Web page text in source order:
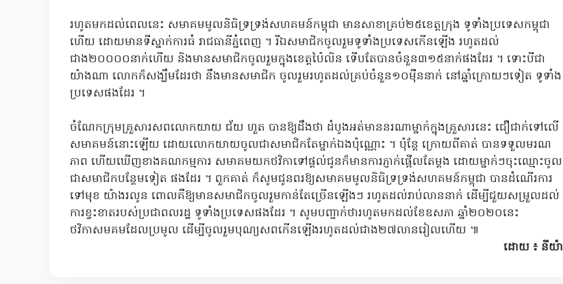
រហូតមកដល់ពេលនេះ សមាគមមូលនិធិទ្រទ្រង់សហគមន៍កម្ពុជា មានសាខាគ្រប់២៥ខេត្តក្រុង ទូទាំងប្រទេសកម្ពុជា
ហើយ ដោយមានទីស្នាក់ការធំ រាជធានីភ្នំពេញ ។ រីឯសមាជិកចូលរួមទូទាំងប្រទេសកើនឡើង រហូតដល់
ជាង២០០០០នាក់ហើយ និងមានសមាជិកចូលរួមក្នុងខេត្តប៉ៃលិន ទើបតែបានចំនួន៣១៥នាក់ផងដែរ ។ ទោះបីជា
យ៉ាងណា លោកក៏សង្ឃឹមដែរថា នឹងមានសមាជិក ចូលរួមរហូតដល់គ្រប់ចំនួន១០ម៉ឺននាក់ នៅឆ្នាំក្រោយៗទៀត ទូទាំង
ប្រទេសផងដែរ ។
ចំណែកក្រុមគ្រួសារសពលោកយាយ ជ័យ ហួត បានឱ្យដឹងថា ដំបូងអត់មាននរណាម្នាក់ក្នុងគ្រួសារនេះ ជឿជាក់ទៅលើ
សមាគមន៍នោះឡើយ ដោយលោកយាយចូលជាសមាជិកតែម្នាក់ឯងប៉ុណ្ណោះ ។ ប៉ុន្តែ ក្រោយពីគាត់ បានទទួលមរណ
ភាព ហើយឃើញខាងគណកម្មការ សមាគមយកថវិកាទៅផ្តល់ជូនក៏មានការភ្ញាក់ផ្អើលតែម្តង ដោយម្នាក់ៗចុះឈ្មោះចូល
ជាសមាជិកបន្ថែមទៀត ផងដែរ ។ ពួកគាត់ ក៏សូមជូនពរឱ្យសមាគមមូលនិធិទ្រទ្រង់សហគមន៍កម្ពុជា បានដំណើរការ
ទៅមុខ យ៉ាងរលូន ពោលគឺឱ្យមានសមាជិកចូលរួមកាន់តែច្រើនឡើងៗ រហូតដល់រាប់លាននាក់ ដើម្បីជួយសម្រួលដល់
ការខ្វះខាតរបស់ប្រជាពលរដ្ឋ ទូទាំងប្រទេសផងដែរ ។ សូមបញ្ជាក់ថារហូតមកដល់ខែឧសភា ឆ្នាំ២០២០នេះ
ថវិកាសមគមដែលប្រមូល ដើម្បីចូលរួមបុណ្យសពកើនឡើងរហូតដល់ជាង២៧លានរៀលហើយ ៕
ដោយ ៖ នីយ៉ា